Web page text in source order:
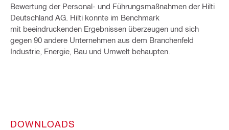
Bewertung der Personal- und Führungsmaßnahmen der Hilti
Deutschland AG. Hilti konnte im Benchmark
mit beeindruckenden Ergebnissen überzeugen und sich
gegen 90 andere Unternehmen aus dem Branchenfeld
Industrie, Energie, Bau und Umwelt behaupten.
DOWNLOADS